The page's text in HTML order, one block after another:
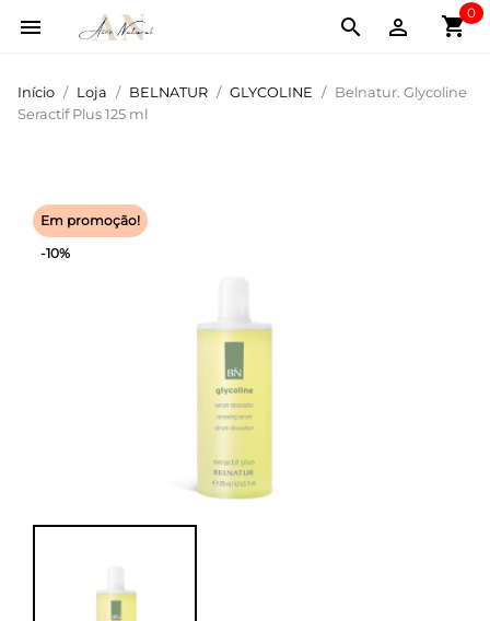
 shopping_cart
0


Início Loja BELNATUR GLYCOLINE
Belnatur. Glycoline
Seractif Plus 125 ml
Em promoção!
-10%